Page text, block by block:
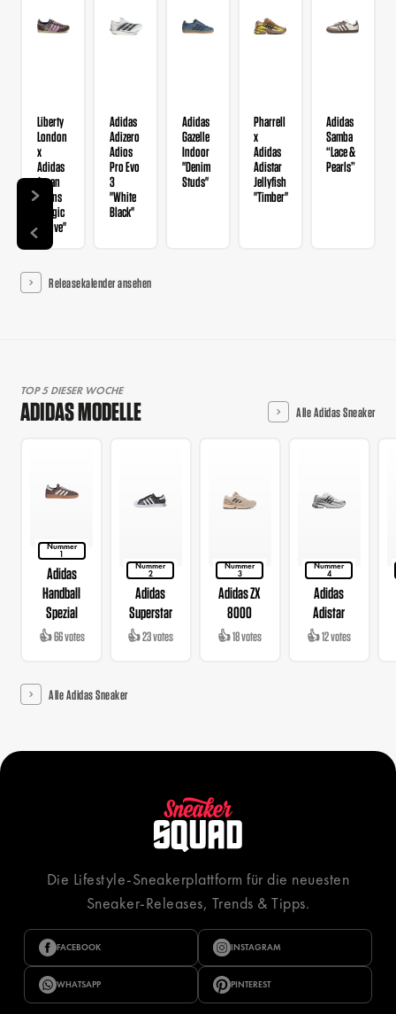
Liberty
London
x
Adidas
Japan
Wmns
"Magic
Mauve"
Adidas
Adizero
Adios
Pro Evo
3
"White
Black"
Adidas
Gazelle
Indoor
"Denim
Studs"
Pharrell
x
Adidas
Adistar
Jellyfish
"Timber"
Adidas
Samba
“Lace &
Pearls”
Releasekalender ansehen
TOP 5 DIESER WOCHE
ADIDAS MODELLE Alle Adidas Sneaker
Nummer
1
Adidas
Handball
Spezial
👍 66 votes
Nummer
2
Adidas
Superstar
👍 23 votes
Nummer
3
Adidas ZX
8000
👍 18 votes
Nummer
4
Adidas
Adistar
👍 12 votes
Alle Adidas Sneaker
Die Lifestyle-Sneakerplattform für die neuesten
Sneaker-Releases, Trends & Tipps.
FACEBOOK INSTAGRAM
WHATSAPP PINTEREST